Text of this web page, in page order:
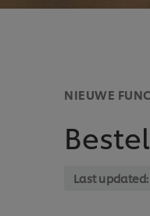
NIEUWE
Last updated: